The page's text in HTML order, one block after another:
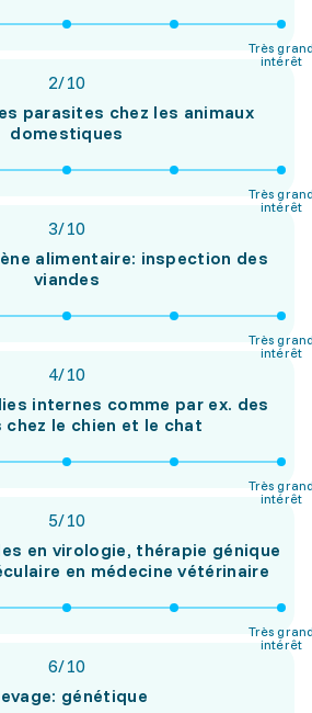
Très
intérêt
2/10
parasites chez les animaux
domestiques
Très
intérêt
3/10
alimentaire: inspection des
viandes
Très
intérêt
4/10
internes comme par ex. des
chez le chien et le chat
Très
intérêt
5/10
en virologie, thérapie génique
en médecine vétérinaire
Très
intérêt
6/10
génétique